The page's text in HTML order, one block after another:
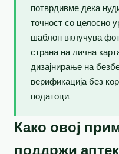
потврдивме дека
точност со целосно
шаблон вклучува
страна на лична
дизајнирање на
верификација без
податоци.
Како овој
поддржи